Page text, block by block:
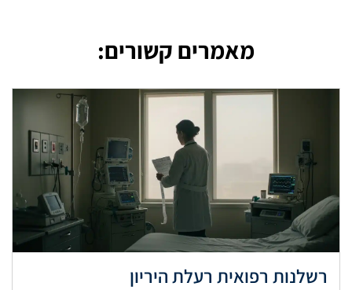
מאמרים קשורים:
רשלנות רפואית רעלת היריון